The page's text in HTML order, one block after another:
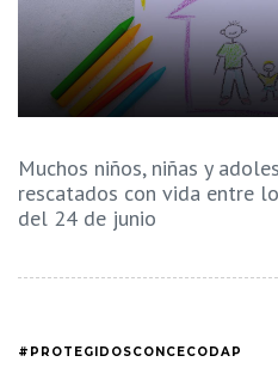
Muchos niños, niñas y
rescatados con vida entre
del 24 de junio
#PROTEGIDOSCONCECODAP